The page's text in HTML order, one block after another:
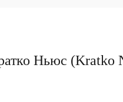
Ньюс (Kratko